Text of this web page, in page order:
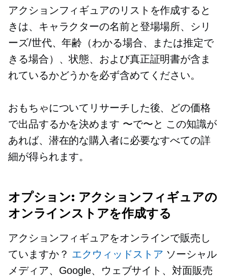
アクションフィギュアのリストを作成すると
きは、キャラクターの名前と登場場所、シリ
ーズ/世代、年齢（わかる場合、または推定で
きる場合）、状態、および真正証明書が含ま
れているかどうかを必ず含めてください。
おもちゃについてリサーチした後、どの価格
で出品するかを決めます 〜で〜と この知識が
あれば、潜在的な購入者に必要なすべての詳
細が得られます。
オプション: アクションフィギュアの
オンラインストアを作成する
アクションフィギュアをオンラインで販売し
ていますか？ エクウィッドストア ソーシャル
メディア、Google、ウェブサイト、対面販売